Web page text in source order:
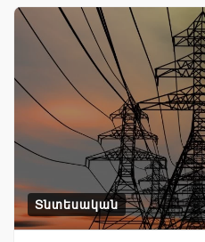
Տնտեսական